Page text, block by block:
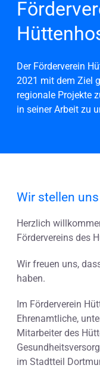
Der Förderverein
2021 mit dem Ziel
regionale Projekte
in seiner Arbeit zu
Wir stellen
Herzlich
Fördervereins des
Wir freuen uns,
haben.
Im Förderverein
Ehrenamtliche,
Mitarbeiter des
im Stadtteil